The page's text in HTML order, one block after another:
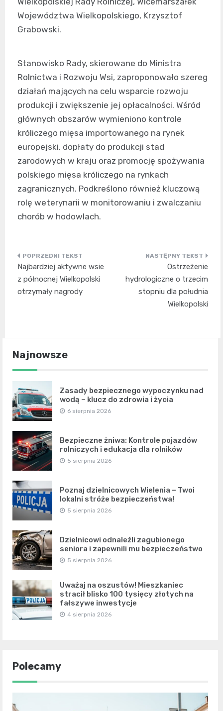
Województwa Wielkopolskiego, Krzysztof
Grabowski.
Stanowisko Rady, skierowane do Ministra
Rolnictwa i Rozwoju Wsi, zaproponowało szereg
działań mających na celu wsparcie rozwoju
produkcji i zwiększenie jej opłacalności. Wśród
głównych obszarów wymieniono kontrole
króliczego mięsa importowanego na rynek
europejski, dopłaty do produkcji stad
zarodowych w kraju oraz promocję spożywania
polskiego mięsa króliczego na rynkach
zagranicznych. Podkreślono również kluczową
rolę weterynarii w monitorowaniu i zwalczaniu
chorób w hodowlach.
Nawigacja
wpisu
Najbardziej aktywne wsie
z północnej Wielkopolski
otrzymały nagrody
Ostrzeżenie
hydrologiczne o trzecim
stopniu dla południa
Wielkopolski
Najnowsze
Zasady bezpiecznego wypoczynku nad
wodą – klucz do zdrowia i życia
6 sierpnia 2026
Bezpieczne żniwa: Kontrole pojazdów
rolniczych i edukacja dla rolników
5 sierpnia 2026
Poznaj dzielnicowych Wielenia – Twoi
lokalni stróże bezpieczeństwa!
5 sierpnia 2026
Dzielnicowi odnaleźli zagubionego
seniora i zapewnili mu bezpieczeństwo
5 sierpnia 2026
Uważaj na oszustów! Mieszkaniec
stracił blisko 100 tysięcy złotych na
fałszywe inwestycje
4 sierpnia 2026
Polecamy